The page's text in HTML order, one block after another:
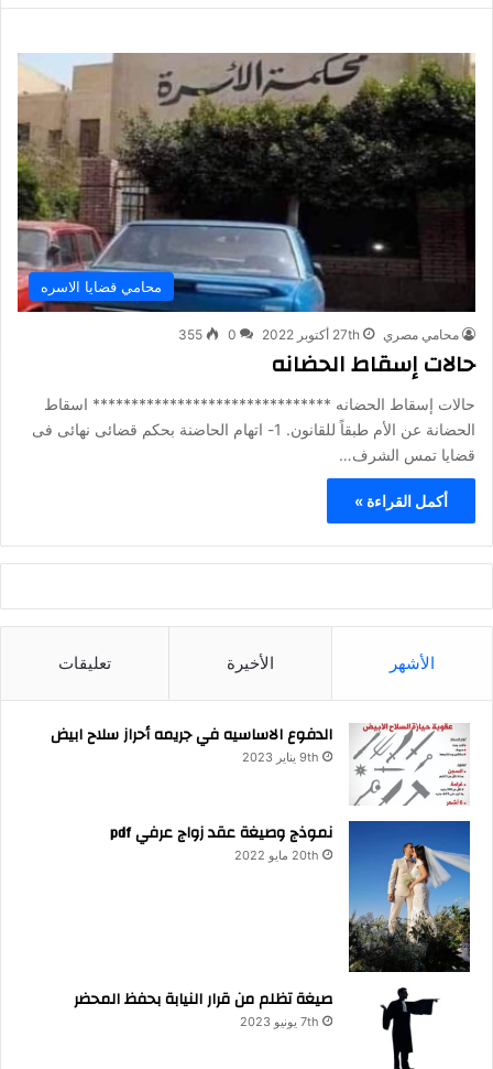
محامي قضايا الاسره
محامي مصري 27th أكتوبر 2022 0
355
حالات إسقاط الحضانه
حالات إسقاط الحضانه ******************************* اسقاط
الحضانة عن الأم طبقاً للقانون. 1- اتهام الحاضنة بحكم قضائى نهائى فى
قضايا تمس الشرف…
أكمل القراءة »
الأشهر الأخيرة تعليقات
الدفوع الاساسيه في جريمه أحراز سلاح ابيض
9th يناير 2023
نموذج وصيغة عقد زواج عرفي pdf
20th مايو 2022
صيغة تظلم من قرار النيابة بحفظ المحضر
7th يونيو 2023